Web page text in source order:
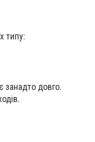
типу:
занадто довго.